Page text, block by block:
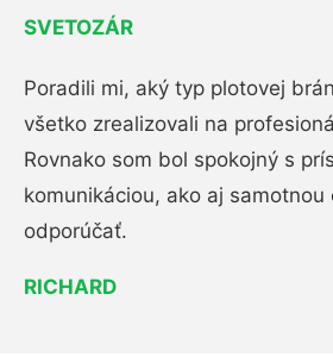
SVETOZÁR
Poradili mi, aký typ plotovej
všetko zrealizovali na
Rovnako som bol spokojný s
komunikáciou, ako aj samotnou
odporúčať.
RICHARD